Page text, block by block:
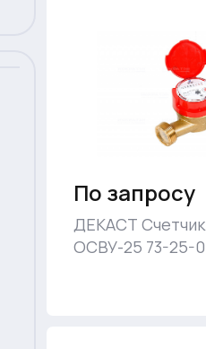
По запросу
ДЕКАСТ
ОСВУ-25 73-25-